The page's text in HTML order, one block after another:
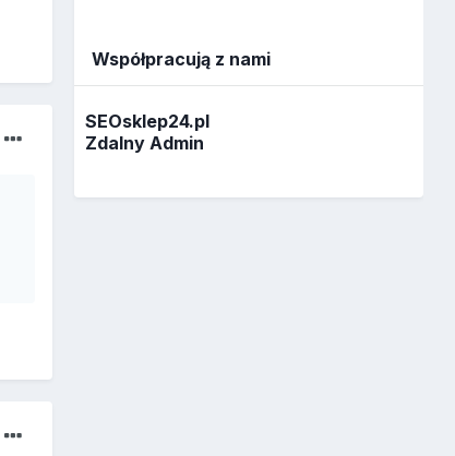
Współpracują z nami
SEOsklep24.pl
Zdalny Admin